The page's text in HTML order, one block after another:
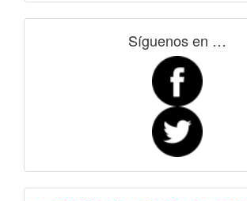
Síguenos en …